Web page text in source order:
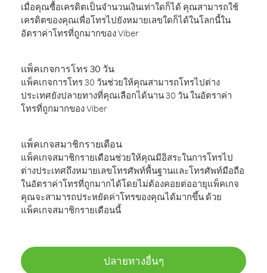
เมื่อคุณซื้อเครดิตเป็นจำนวนเงินเท่าใดก็ได้ คุณสามารถใช้
เครดิตของคุณเพื่อโทรไปยังหมายเลขใดก็ได้ในโลกนี้ใน
อัตราค่าโทรที่ถูกมากของ Viber
แพ็คเกจการโทร 30 วัน
แพ็คเกจการโทร 30 วันช่วยให้คุณสามารถโทรไปต่าง
ประเทศยังปลายทางที่คุณเลือกได้นาน 30 วัน ในอัตราค่า
โทรที่ถูกมากของ Viber
แพ็คเกจสมาชิกรายเดือน
แพ็คเกจสมาชิกรายเดือนช่วยให้คุณมีอิสระในการโทรไป
ต่างประเทศถึงหมายเลขโทรศัพท์พื้นฐานและโทรศัพท์มือถือ
ในอัตราค่าโทรที่ถูกมากได้โดยไม่ต้องคอยต่ออายุแพ็คเกจ
คุณจะสามารถประหยัดค่าโทรของคุณได้มากขึ้น ด้วย
แพ็คเกจสมาชิกรายเดือนนี้
ปลายทางอื่นๆ